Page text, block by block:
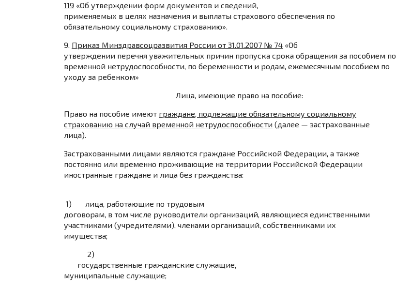
119 «Об утверждении форм документов и сведений,
применяемых в целях назначения и выплаты страхового обеспечения по
обязательному социальному страхованию».
9. Приказ Минздравсоцразвития России от 31.01.2007 № 74 «Об
утверждении перечня уважительных причин пропуска срока обращения за пособием по
временной нетрудоспособности, по беременности и родам, ежемесячным пособием по
уходу за ребенком»
Лица, имеющие право на пособие:
Право на пособие имеют граждане, подлежащие обязательному социальному
страхованию на случай временной нетрудоспособности (далее — застрахованные
лица).
Застрахованными лицами являются граждане Российской Федерации, а также
постоянно или временно проживающие на территории Российской Федерации
иностранные граждане и лица без гражданства:
1) лица, работающие по трудовым
договорам, в том числе руководители организаций, являющиеся единственными
участниками (учредителями), членами организаций, собственниками их
имущества;
2)
государственные гражданские служащие,
муниципальные служащие;